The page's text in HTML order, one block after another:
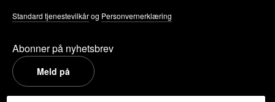
Standard tjenestevilkårog Personvernerklæring
Abonner på nyhetsbrev
Meld på